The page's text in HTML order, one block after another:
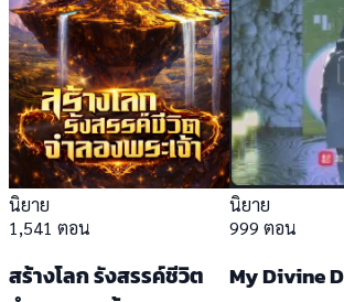
นิยาย
1,541 ตอน
สร้างโลก รังสรรค์ชีวิต
นิยาย
999 ตอน
My Divine